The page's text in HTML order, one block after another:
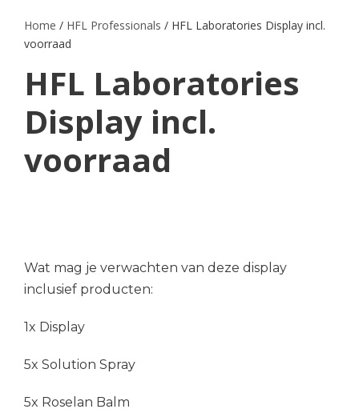
Home / HFL Professionals / HFL Laboratories Display incl.
voorraad
HFL Laboratories
Display incl.
voorraad
Wat mag je verwachten van deze display
inclusief producten:
1x Display
5x Solution Spray
5x Roselan Balm